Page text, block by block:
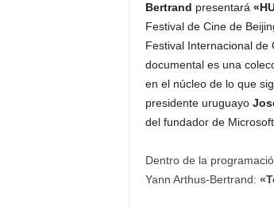
Bertrand presentará
Festival de Cine de
Festival Internacional de
documental es una
en el núcleo de lo que
presidente uruguayo
del fundador de Microsoft
Dentro de la
Yann Arthus-Bertrand: